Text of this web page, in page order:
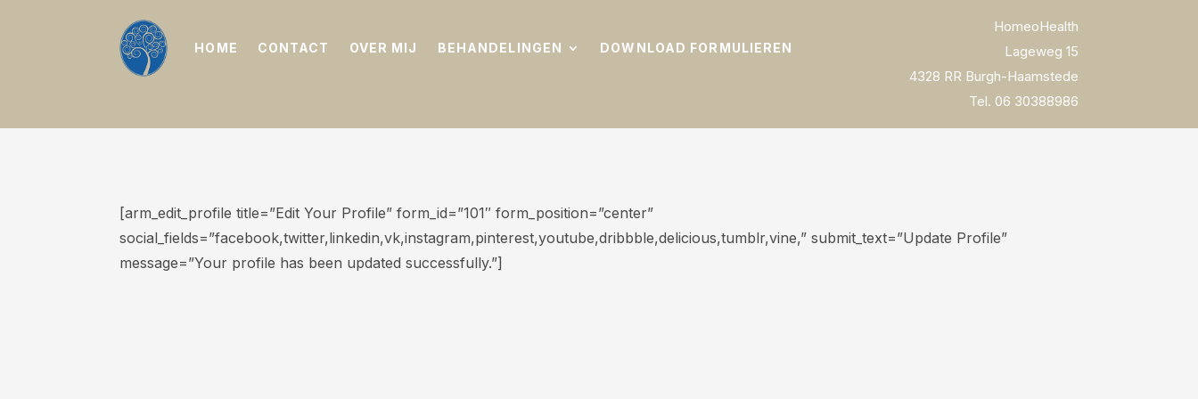
HOME CONTACT OVER MIJ BEHANDELINGEN DOWNLOAD FORMULIEREN
HomeoHealth
Lageweg 15
4328 RR Burgh-Haamstede
Tel. 06 30388986
[arm_edit_profile title=”Edit Your Profile” form_id=”101″ form_position=”center”
social_fields=”facebook,twitter,linkedin,vk,instagram,pinterest,youtube,dribbble,delicious,tumblr,vine,” submit_text=”Update Profile”
message=”Your profile has been updated successfully.”]